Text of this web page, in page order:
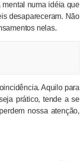
mental numa idéia que
desapareceram. Não
nelas.
Aquilo para
prático, tende a se
nossa atenção,